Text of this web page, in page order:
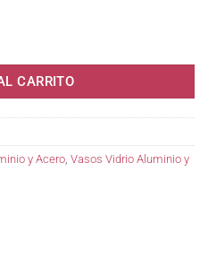
CARRITO
y Acero, Vasos Vidrio Aluminio y